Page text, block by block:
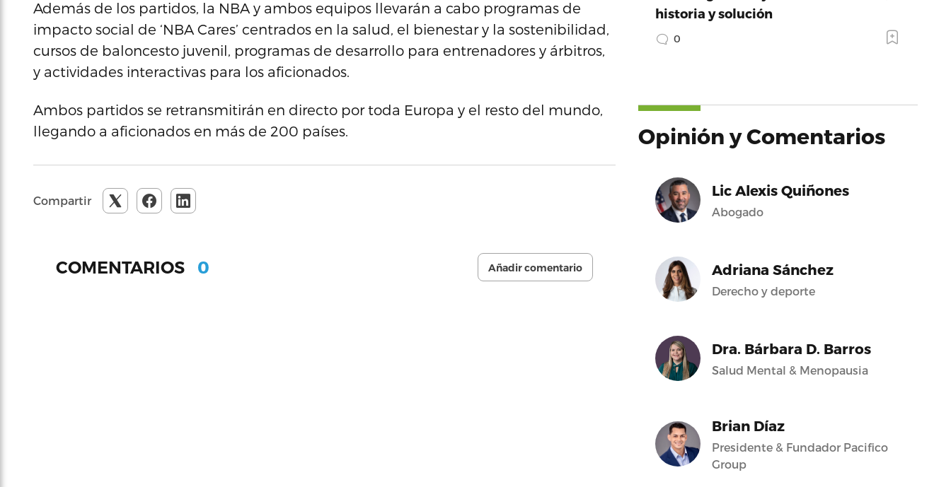
Además de los partidos, la NBA y ambos equipos llevarán a cabo programas de
impacto social de ‘NBA Cares’ centrados en la salud, el bienestar y la sostenibilidad,
cursos de baloncesto juvenil, programas de desarrollo para entrenadores y árbitros,
y actividades interactivas para los aficionados.
Ambos partidos se retransmitirán en directo por toda Europa y el resto del mundo,
llegando a aficionados en más de 200 países.
Compartir
COMENTARIOS 0 Añadir comentario
historia y solución
0
Opinión y Comentarios
Lic Alexis Quiñones
Abogado
Adriana Sánchez
Derecho y deporte
Dra. Bárbara D. Barros
Salud Mental & Menopausia
Brian Díaz
Presidente & Fundador Pacifico
Group